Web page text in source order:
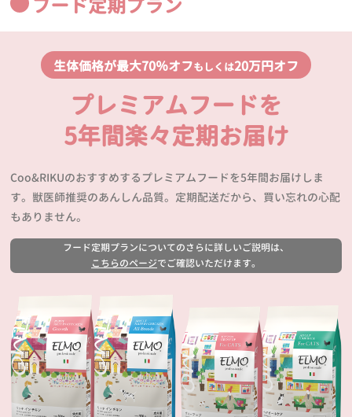
フード定期プラン
生体価格が最大70％オフもしくは20万円オフ
プレミアムフードを
5年間楽々定期お届け
Coo&RIKUのおすすめするプレミアムフードを5年間お届けしま
す。獣医師推奨のあんしん品質。定期配送だから、買い忘れの心配
もありません。
フード定期プランについてのさらに詳しいご説明は、
こちらのページでご確認いただけます。